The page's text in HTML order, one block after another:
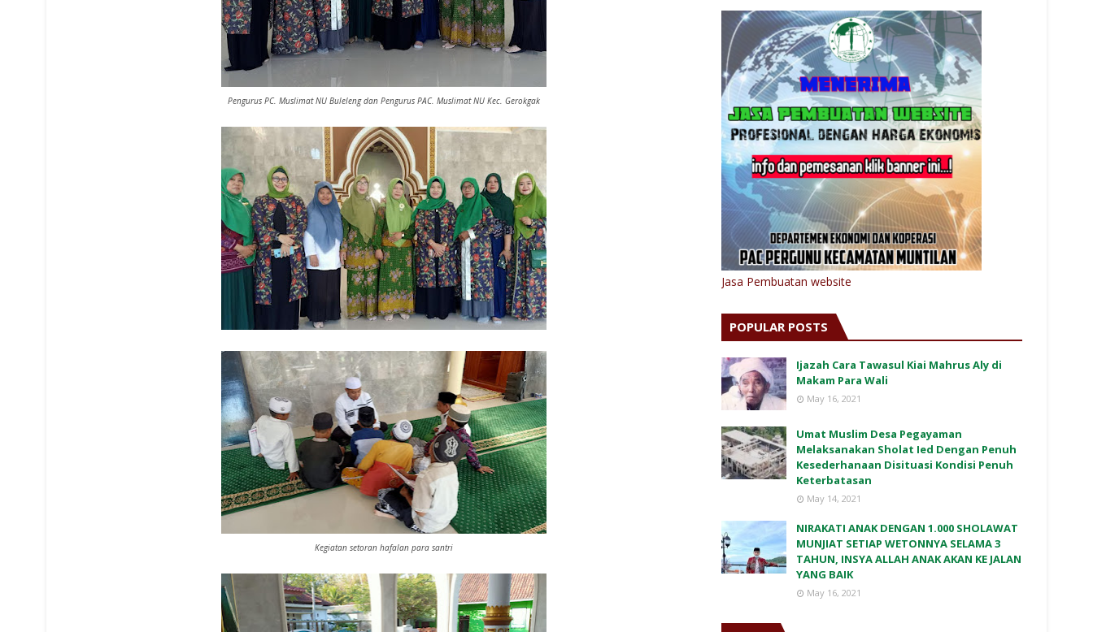
Pengurus PC. Muslimat NU Buleleng dan Pengurus PAC. Muslimat NU Kec. Gerokgak
Kegiatan setoran hafalan para santri
Jasa Pembuatan website
POPULAR POSTS
Ijazah Cara Tawasul Kiai Mahrus Aly di
Makam Para Wali
May 16, 2021
Umat Muslim Desa Pegayaman
Melaksanakan Sholat Ied Dengan Penuh
Kesederhanaan Disituasi Kondisi Penuh
Keterbatasan
May 14, 2021
NIRAKATI ANAK DENGAN 1.000 SHOLAWAT
MUNJIAT SETIAP WETONNYA SELAMA 3
TAHUN, INSYA ALLAH ANAK AKAN KE JALAN
YANG BAIK
May 16, 2021